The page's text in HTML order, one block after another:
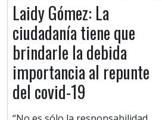
Laidy Gómez: La
ciudadanía tiene que
brindarle la debida
importancia al repunte
del covid-19